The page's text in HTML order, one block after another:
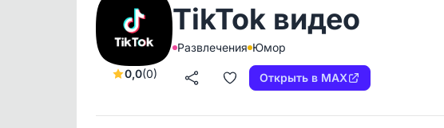
0,0(0)
TikTok видео
Развлечения Юмор
Открыть в MAX